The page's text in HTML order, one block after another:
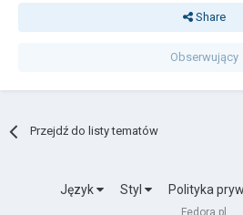
Share
Obserwujący
Przejdź do listy tematów
Język Styl Polityka